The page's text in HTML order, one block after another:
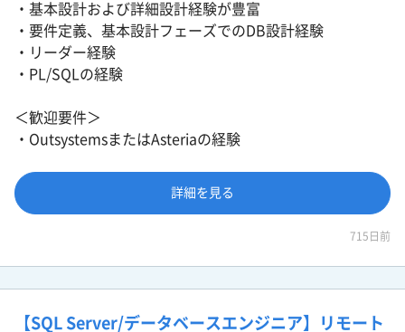
・基本設計および詳細設計経験が豊富
・要件定義、基本設計フェーズでのDB設計経験
・リーダー経験
・PL/SQLの経験
＜歓迎要件＞
・OutsystemsまたはAsteriaの経験
詳細を見る
715日前
【SQL Server/データベースエンジニア】リモート